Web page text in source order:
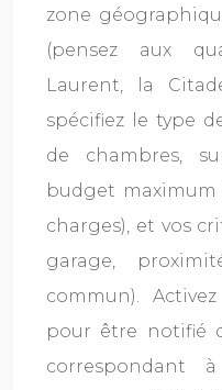
zone
(pensez aux
Laurent, la
spécifiez le type
de chambres,
budget
charges), et vos
garage,
commun).
pour être notifié
correspondant